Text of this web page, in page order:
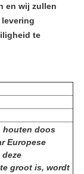
en wij zullen
te
houten doos
Europese
groot is, wordt